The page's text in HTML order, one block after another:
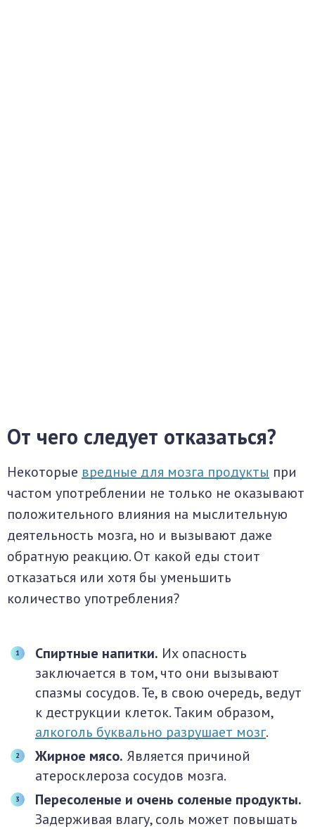
От чего следует отказаться?
Некоторые вредные для мозга продукты при
частом употреблении не только не оказывают
положительного влияния на мыслительную
деятельность мозга, но и вызывают даже
обратную реакцию. От какой еды стоит
отказаться или хотя бы уменьшить
количество употребления?
Спиртные напитки. Их опасность
заключается в том, что они вызывают
спазмы сосудов. Те, в свою очередь, ведут
к деструкции клеток. Таким образом,
алкоголь буквально разрушает мозг.
Жирное мясо. Является причиной
атеросклероза сосудов мозга.
Пересоленые и очень соленые продукты.
Задерживая влагу, соль может повышать